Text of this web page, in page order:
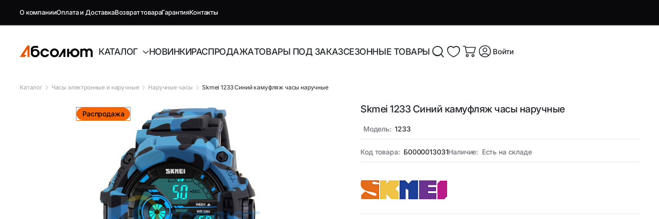
О компанииОплата и ДоставкаВозврат товараГарантияКонтакты
КАТАЛОГ
GSM репитеры, антенны и
Антенны и усилители для ТВ
Автоэлектроника и аксессуары
FM-модуляторы Bluetooth
Автовидеорегистраторы
Аудиотехника
Адаптеры, блоки питания и
зарядные устройства
Адаптеры питания
Инструменты и расходные
Аксессуары и устройства для
Аксессуары для смартфонов и
гаджетов
НОВИНКИРАСПРОДАЖАТОВАРЫ ПОД ЗАКАЗСЕЗОННЫЕ ТОВАРЫ Войти
Каталог Часы электронные и наручные Наручные часы Skmei 1233 Синий камуфляж часы наручные
Распродажа Skmei 1233 Синий камуфляж часы наручные
Модель:1233
Код товара: Б0000013031Наличие: Есть на складе